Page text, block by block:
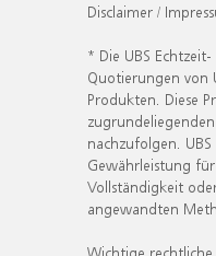
Disclaimer /
* Die UBS
Quotierungen von
Produkten. Diese
nachzufolgen.
Gewährleistung
Vollständigkeit
angewandten